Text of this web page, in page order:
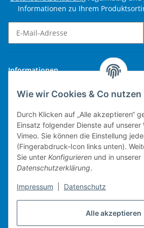
Alle akzeptieren
Wie wir Cookies & Co nutzen
Durch Klicken auf „Alle akzeptieren“
Einsatz folgender Dienste auf unserer
Vimeo. Sie können die Einstellung
(Fingerabdruck-Icon links unten).
Sie unter Konfigurieren und in unserer
Datenschutzerklärung.
Impressum Datenschutz
Informationen zu Ihrem
Informationen
Gesetzliche Informationen
Technische Umsetzung.
mobiles Kassensystem
Warenwirtschaft